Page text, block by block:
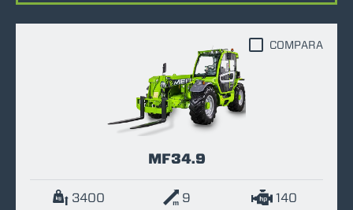
MF34.9
3400 9 140
COMPARA